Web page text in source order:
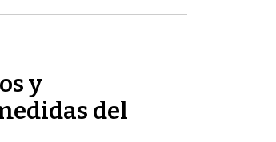
y
del